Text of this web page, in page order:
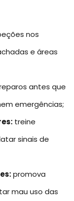
nos
e áreas
antes que
emergências;
treine
sinais de
promova
mau uso das